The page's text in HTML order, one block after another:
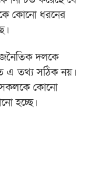
কোনো ধরনের
দলকে
এ তথ্য সঠিক নয়।
সকলকে কোনো
হচ্ছে।